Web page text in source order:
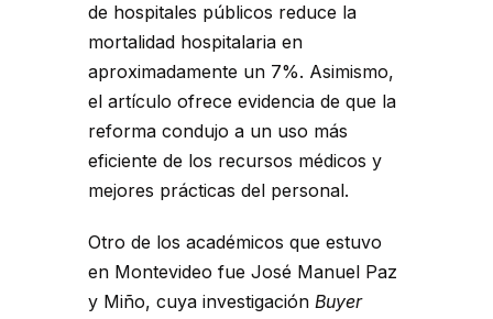
de hospitales públicos reduce la
mortalidad hospitalaria en
aproximadamente un 7%. Asimismo,
el artículo ofrece evidencia de que la
reforma condujo a un uso más
eficiente de los recursos médicos y
mejores prácticas del personal.
Otro de los académicos que estuvo
en Montevideo fue José Manuel Paz
y Miño, cuya investigación Buyer